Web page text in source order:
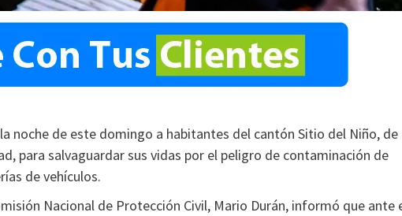
noche de este domingo a habitantes del cantón Sitio del Niño, de
para salvaguardar sus vidas por el peligro de contaminación de
de vehículos.
Nacional de Protección Civil, Mario Durán, informó que ante